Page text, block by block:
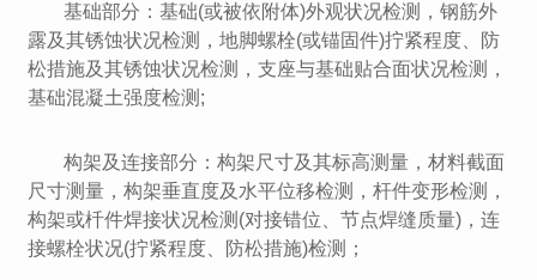
基础部分：基础(或被依附体)外观状况检测，钢筋外
露及其锈蚀状况检测，地脚螺栓(或锚固件)拧紧程度、防
松措施及其锈蚀状况检测，支座与基础贴合面状况检测，
基础混凝土强度检测;
构架及连接部分：构架尺寸及其标高测量，材料截面
尺寸测量，构架垂直度及水平位移检测，杆件变形检测，
构架或杄件焊接状况检测(对接错位、节点焊缝质量)，连
接螺栓状况(拧紧程度、防松措施)检测；